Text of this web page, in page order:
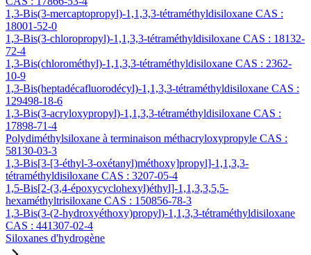
1,3-Bis(3-mercaptopropyl)-1,1,3,3-tétraméthyldisiloxane CAS :
18001-52-0
1,3-Bis(3-chloropropyl)-1,1,3,3-tétraméthyldisiloxane CAS : 18132-
72-4
1,3-Bis(chlorométhyl)-1,1,3,3-tétraméthyldisiloxane CAS : 2362-
10-9
1,3-Bis(heptadécafluorodécyl)-1,1,3,3-tétraméthyldisiloxane CAS :
129498-18-6
1,3-Bis(3-acryloxypropyl)-1,1,3,3-tétraméthyldisiloxane CAS :
17898-71-4
Polydiméthylsiloxane à terminaison méthacryloxypropyle CAS :
58130-03-3
1,3-Bis[3-[3-éthyl-3-oxétanyl)méthoxy]propyl]-1,1,3,3-
tétraméthyldisiloxane CAS : 3207-05-4
1,5-Bis[2-(3,4-époxycyclohexyl)éthyl]-1,1,3,3,5,5-
hexaméthyltrisiloxane CAS : 150856-78-3
1,3-Bis(3-(2-hydroxyéthoxy)propyl)-1,1,3,3-tétraméthyldisiloxane
CAS : 441307-02-4
Siloxanes d'hydrogène